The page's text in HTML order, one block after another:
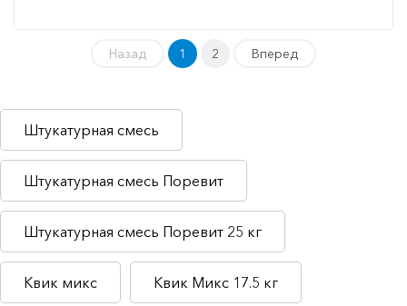
Назад 1 2 Вперед
Штукатурная смесь
Штукатурная смесь Поревит
Штукатурная смесь Поревит 25 кг
Квик микс Квик Микс 17.5 кг